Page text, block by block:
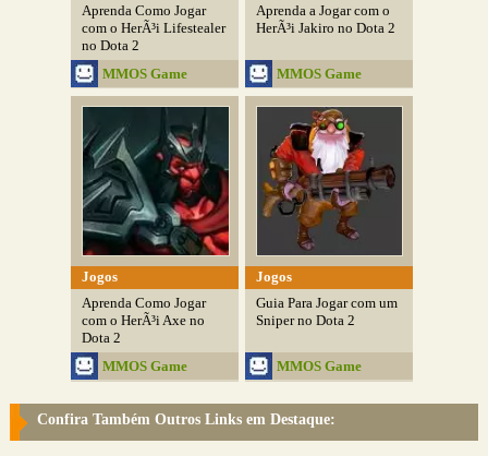
Aprenda Como Jogar
com o HerÃ³i Lifestealer
no Dota 2
MMOS Game
Aprenda a Jogar com o
HerÃ³i Jakiro no Dota 2
MMOS Game
Jogos
Aprenda Como Jogar
com o HerÃ³i Axe no
Dota 2
MMOS Game
Jogos
Guia Para Jogar com um
Sniper no Dota 2
MMOS Game
Confira Também Outros Links em Destaque: